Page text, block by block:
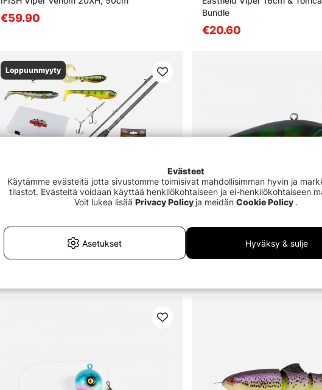
€59.90
Bundle
€20.60
Loppuunmyyty
Eastfield Swimbait Starterkit Combo Darts Viber
Evästeet
Käytämme evästeitä jotta sivustomme toimisivat mahdollisimman hyvin ja
tilastot. Evästeitä voidaan käyttää henkilökohtaiseen ja ei-henkilökohtaiseen
Voit lukea lisää Privacy Policy ja meidän Cookie Policy .
Asetukset Hyväksy & sulje